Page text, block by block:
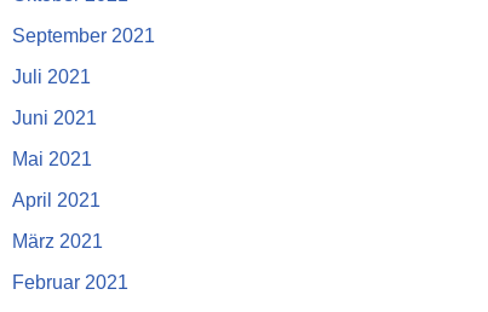
September 2021
Juli 2021
Juni 2021
Mai 2021
April 2021
März 2021
Februar 2021